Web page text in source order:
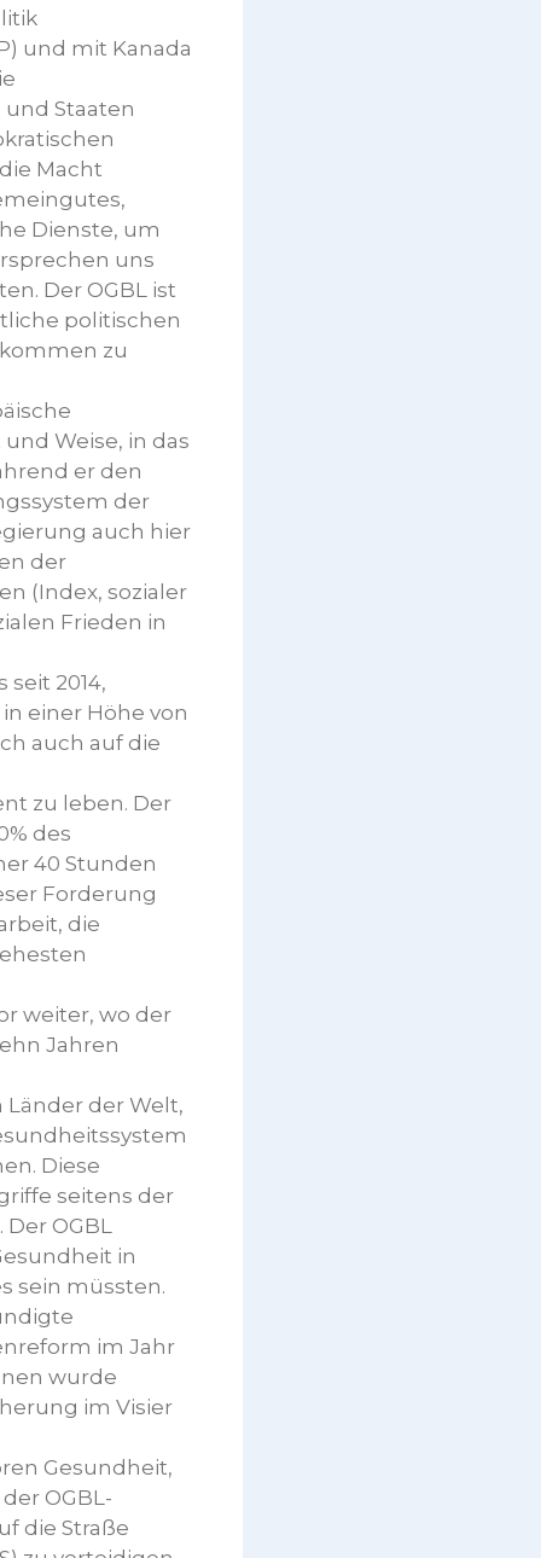
und mit Kanada
Staaten
Macht
Dienste, um
uns
Der OGBL ist
politischen
zu
Weise, in das
er den
der
auch hier
der
(Index, sozialer
Frieden in
2014,
einer Höhe von
auch auf die
zu leben. Der
des
40 Stunden
Forderung
die
weiter, wo der
Jahren
der Welt,
Diese
seitens der
OGBL
in
sein müssten.
im Jahr
wurde
im Visier
Gesundheit,
OGBL-
die Straße